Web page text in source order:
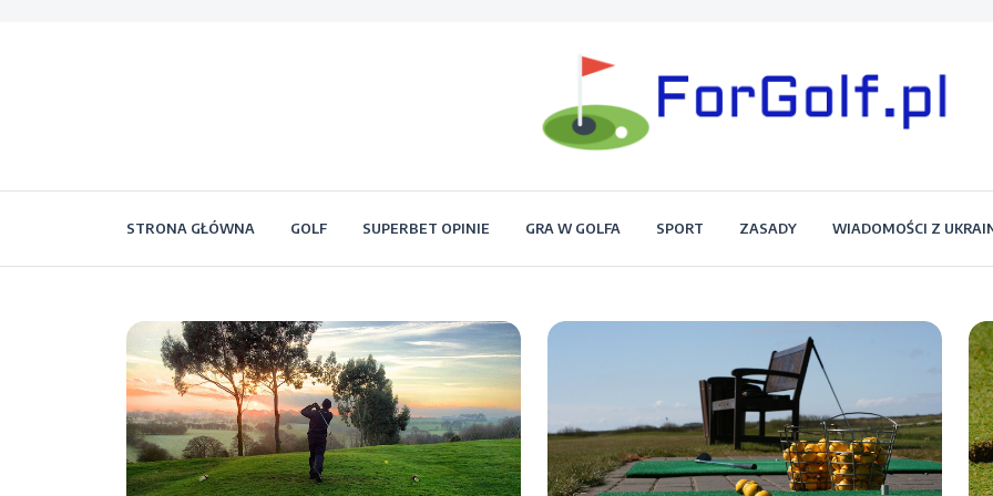
Forgolf.pl
STRONA GŁÓWNA GOLF SUPERBET OPINIE GRA W GOLFA SPORT ZASADY WIADOMOŚCI Z